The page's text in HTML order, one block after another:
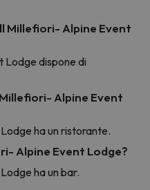
Millefiori- Alpine Event
Lodge dispone di
Alpine Event
ha un ristorante.
Alpine Event Lodge?
ha un bar.